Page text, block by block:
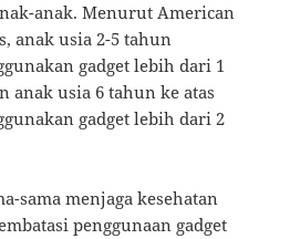
anak. Menurut American
anak usia 2-5 tahun
gadget lebih dari 1
anak usia 6 tahun ke atas
gadget lebih dari 2
sama menjaga kesehatan
penggunaan gadget